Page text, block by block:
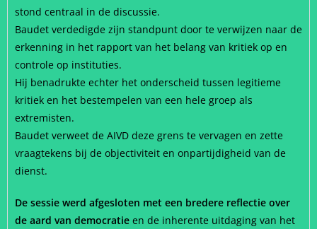
stond centraal in de discussie.
Baudet verdedigde zijn standpunt door te verwijzen naar de
erkenning in het rapport van het belang van kritiek op en
controle op instituties.
Hij benadrukte echter het onderscheid tussen legitieme
kritiek en het bestempelen van een hele groep als
extremisten.
Baudet verweet de AIVD deze grens te vervagen en zette
vraagtekens bij de objectiviteit en onpartijdigheid van de
dienst.
De sessie werd afgesloten met een bredere reflectie over
de aard van democratie en de inherente uitdaging van het